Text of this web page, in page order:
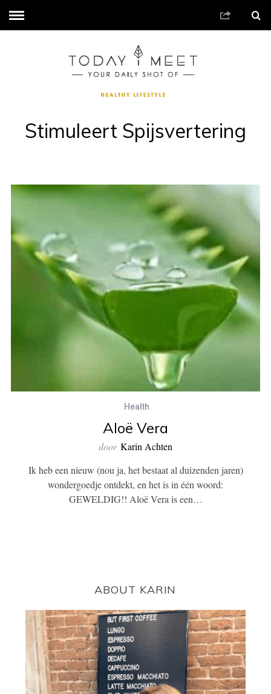
Stimuleert Spijsvertering
Health
Aloë Vera
door Karin Achten
Ik heb een nieuw (nou ja, het bestaat al duizenden jaren)
wondergoedje ontdekt, en het is in één woord:
GEWELDIG!! Aloë Vera is een…
ABOUT KARIN